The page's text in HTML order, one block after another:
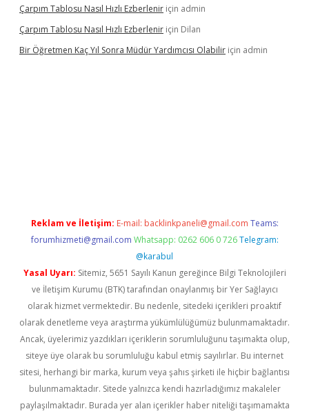
Çarpım Tablosu Nasıl Hızlı Ezberlenir için admin
Çarpım Tablosu Nasıl Hızlı Ezberlenir için Dilan
Bir Öğretmen Kaç Yıl Sonra Müdür Yardımcısı Olabilir için admin
Reklam ve İletişim: E-mail: backlinkpaneli@gmail.com Teams:
forumhizmeti@gmail.com Whatsapp: 0262 606 0 726 Telegram:
@karabul
Yasal Uyarı: Sitemiz, 5651 Sayılı Kanun gereğince Bilgi Teknolojileri
ve İletişim Kurumu (BTK) tarafından onaylanmış bir Yer Sağlayıcı
olarak hizmet vermektedir. Bu nedenle, sitedeki içerikleri proaktif
olarak denetleme veya araştırma yükümlülüğümüz bulunmamaktadır.
Ancak, üyelerimiz yazdıkları içeriklerin sorumluluğunu taşımakta olup,
siteye üye olarak bu sorumluluğu kabul etmiş sayılırlar. Bu internet
sitesi, herhangi bir marka, kurum veya şahıs şirketi ile hiçbir bağlantısı
bulunmamaktadır. Sitede yalnızca kendi hazırladığımız makaleler
paylaşılmaktadır. Burada yer alan içerikler haber niteliği taşımamakta